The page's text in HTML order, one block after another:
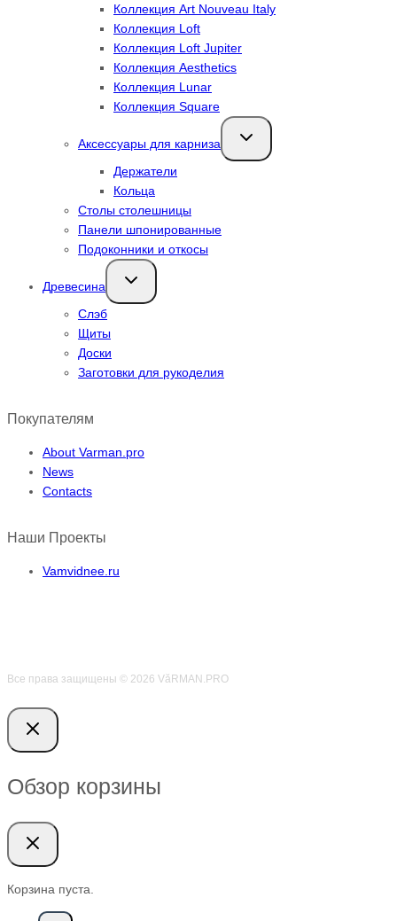
Коллекция Art Nouveau Italy
Коллекция Loft
Коллекция Loft Jupiter
Коллекция Aesthetics
Коллекция Lunar
Коллекция Square
Аксессуары для карниза
Переключить
дочернее
Держатели
Кольца
Столы столешницы
Панели шпонированные
Подоконники и откосы
Древесина
Переключить
дочернее
Слэб
Щиты
Доски
Заготовки для рукоделия
Покупателям
About Varman.pro
News
Contacts
Наши Проекты
Vamvidnee.ru
Все права защищены © 2026 VӑRMAN.PRO
Обзор корзины
Корзина пуста.